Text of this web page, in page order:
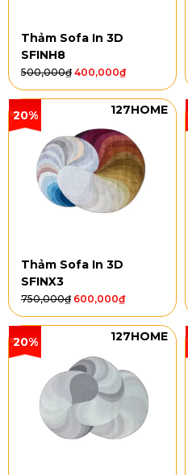
Thảm Sofa In 3D
SFINH8
500,000₫ 400,000₫
20% 127HOME
Thảm Sofa In 3D
SFINX3
750,000₫ 600,000₫
20% 127HOME